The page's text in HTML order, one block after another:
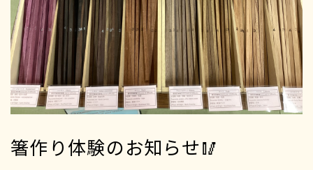
お気に入り
スタッフブログ
よくある質問
箸作り体験のお知らせ🥢